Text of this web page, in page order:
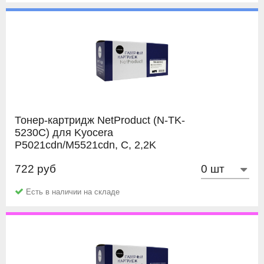
Тонер-картридж NetProduct (N-TK-
5230C) для Kyocera
P5021cdn/M5521cdn, C, 2,2K
NetProduct
722 руб
Есть в наличии на складе